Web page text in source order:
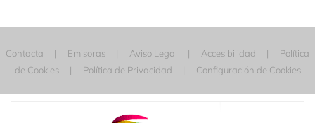
Contacta Emisoras Aviso Legal Accesibilidad
Política
de Cookies
Política de Privacidad Configuración de Cookies